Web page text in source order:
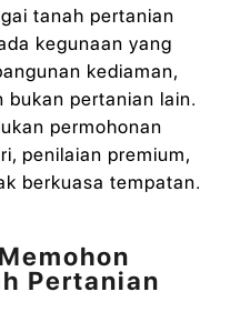
tanah pertanian
kegunaan yang
kediaman,
bukan pertanian lain.
permohonan
penilaian premium,
berkuasa tempatan.
Pertanian